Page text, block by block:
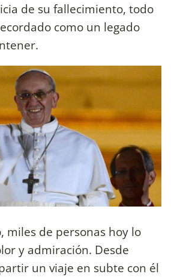
de su fallecimiento, todo
como un legado
miles de personas hoy lo
y admiración. Desde
un viaje en subte con él